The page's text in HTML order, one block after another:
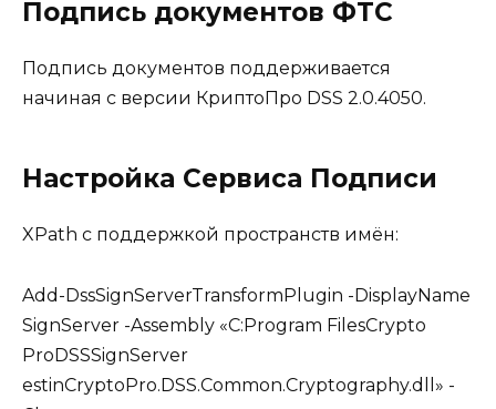
Подпись документов ФТС
Подпись документов поддерживается
начиная с версии КриптоПро DSS 2.0.4050.
Настройка Сервиса Подписи
XPath с поддержкой пространств имён:
Add-DssSignServerTransformPlugin -DisplayName
SignServer -Assembly «C:Program FilesCrypto
ProDSSSignServer
estinCryptoPro.DSS.Common.Cryptography.dll» -